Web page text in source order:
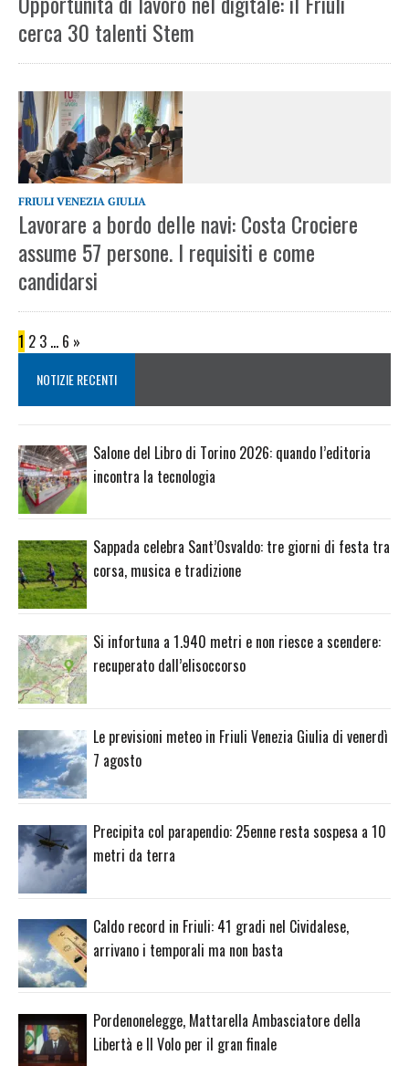
cerca 30 talenti Stem
FRIULI VENEZIA GIULIA
Lavorare a bordo delle navi: Costa Crociere
assume 57 persone. I requisiti e come
candidarsi
1 2 3 … 6 »
NOTIZIE RECENTI
Salone del Libro di Torino 2026: quando l’editoria
incontra la tecnologia
Sappada celebra Sant’Osvaldo: tre giorni di festa tra
corsa, musica e tradizione
Si infortuna a 1.940 metri e non riesce a scendere:
recuperato dall’elisoccorso
Le previsioni meteo in Friuli Venezia Giulia di venerdì
7 agosto
Precipita col parapendio: 25enne resta sospesa a 10
metri da terra
Caldo record in Friuli: 41 gradi nel Cividalese,
arrivano i temporali ma non basta
Pordenonelegge, Mattarella Ambasciatore della
Libertà e Il Volo per il gran finale